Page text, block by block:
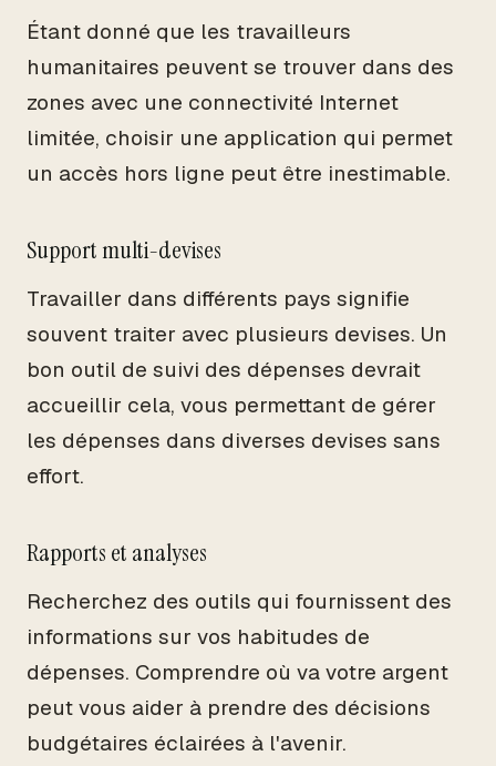
Étant donné que les travailleurs
humanitaires peuvent se trouver dans des
zones avec une connectivité Internet
limitée, choisir une application qui permet
un accès hors ligne peut être inestimable.
Support multi-devises
Travailler dans différents pays signifie
souvent traiter avec plusieurs devises. Un
bon outil de suivi des dépenses devrait
accueillir cela, vous permettant de gérer
les dépenses dans diverses devises sans
effort.
Rapports et analyses
Recherchez des outils qui fournissent des
informations sur vos habitudes de
dépenses. Comprendre où va votre argent
peut vous aider à prendre des décisions
budgétaires éclairées à l'avenir.